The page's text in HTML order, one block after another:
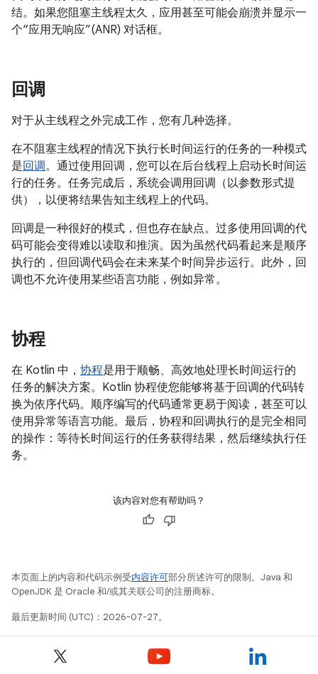
结。如果您阻塞主线程太久，应用甚至可能会崩溃并显示一
个“应用无响应”(ANR) 对话框。
回调
对于从主线程之外完成工作，您有几种选择。
在不阻塞主线程的情况下执行长时间运行的任务的一种模式
是回调。 通过使用回调，您可以在后台线程上启动长时间运
行的任务。任务完成后，系统会调用回调（以参数形式提
供），以便将结果告知主线程上的代码。
回调是一种很好的模式，但也存在缺点。过多使用回调的代
码可能会变得难以读取和推演。因为虽然代码看起来是顺序
执行的，但回调代码会在未来某个时间异步运行。此外，回
调也不允许使用某些语言功能，例如异常。
协程
在 Kotlin 中， 协程是用于顺畅、高效地处理长时间运行的
任务的解决方案。 Kotlin 协程使您能够将基于回调的代码转
换为依序代码。顺序编写的代码通常更易于阅读，甚至可以
使用异常等语言功能。最后，协程和回调执行的是完全相同
的操作：等待长时间运行的任务获得结果，然后继续执行任
务。
该内容对您有帮助吗？
本页面上的内容和代码示例受内容许可部分所述许可的限制。Java 和
OpenJDK 是 Oracle 和/或其关联公司的注册商标。
最后更新时间 (UTC)：2026-07-27。